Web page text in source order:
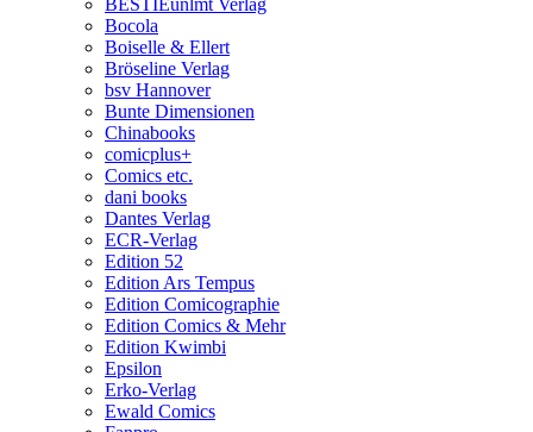
BESTIEunlmt Verlag
Bocola
Boiselle & Ellert
Bröseline Verlag
bsv Hannover
Bunte Dimensionen
Chinabooks
comicplus+
Comics etc.
dani books
Dantes Verlag
ECR-Verlag
Edition 52
Edition Ars Tempus
Edition Comicographie
Edition Comics & Mehr
Edition Kwimbi
Epsilon
Erko-Verlag
Ewald Comics